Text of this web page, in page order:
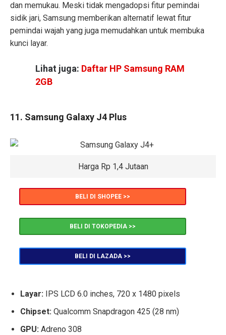
dan memukau. Meski tidak mengadopsi fitur pemindai
sidik jari, Samsung memberikan alternatif lewat fitur
pemindai wajah yang juga memudahkan untuk membuka
kunci layar.
Lihat juga: Daftar HP Samsung RAM
2GB
11. Samsung Galaxy J4 Plus
Harga Rp 1,4 Jutaan
BELI DI SHOPEE >>
BELI DI TOKOPEDIA >>
BELI DI LAZADA >>
Layar: IPS LCD 6.0 inches, 720 x 1480 pixels
Chipset: Qualcomm Snapdragon 425 (28 nm)
GPU: Adreno 308